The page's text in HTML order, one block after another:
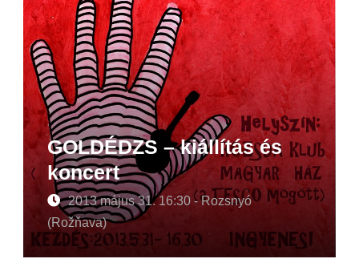
GOLDÉDZS – kiállítás és
koncert
2013 május 31. 16:30 - Rozsnyó
(Rožňava)